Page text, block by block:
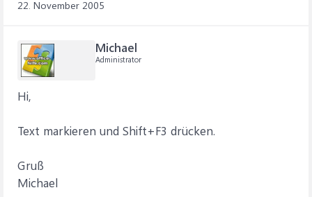
22. November 2005
Michael
Administrator
Hi,
Text markieren und Shift+F3 drücken.
Gruß
Michael